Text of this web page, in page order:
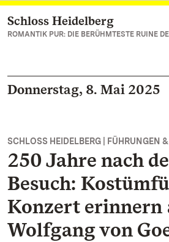
Zum Hauptinhalt springen
Schloss Heidelberg
ROMANTIK PUR: DIE BERÜHMTESTE RUINE
Donnerstag, 8. Mai 2025
SCHLOSS HEIDELBERG | FÜHRUNGEN
250 Jahre nach
Besuch:
Konzert erinnern
Wolfgang von